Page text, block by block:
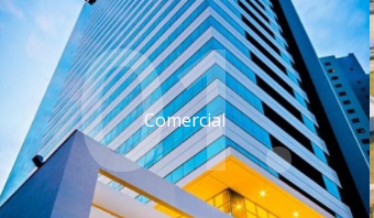
Comercial
01.